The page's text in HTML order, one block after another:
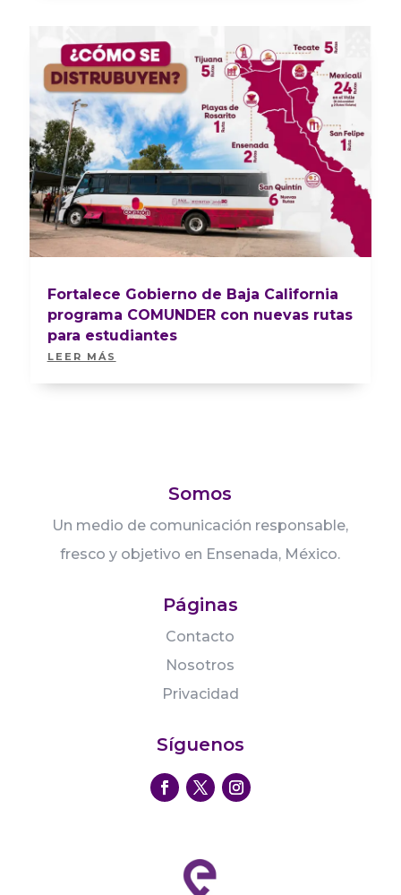
Fortalece Gobierno de Baja California
programa COMUNDER con nuevas rutas
para estudiantes
LEER MÁS
Somos
Un medio de comunicación responsable,
fresco y objetivo en Ensenada, México.
Páginas
Contacto
Nosotros
Privacidad
Síguenos